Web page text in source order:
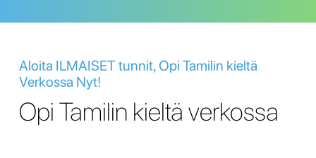
Aloita ILMAISET tunnit, Opi Tamilin kieltä
Verkossa Nyt!
Opi Tamilin kieltä verkossa